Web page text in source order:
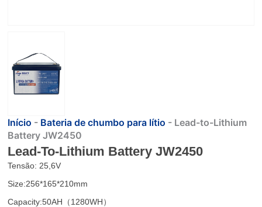
Início - Bateria de chumbo para lítio - Lead-to-Lithium
Battery JW2450
Lead-To-Lithium Battery JW2450
Tensão: 25,6V
Size:256*165*210mm
Capacity:50AH（1280WH）